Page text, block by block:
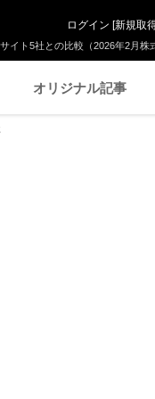
ト5社との比較（2026年2月株
ログイン [新規取
オリジナル記事